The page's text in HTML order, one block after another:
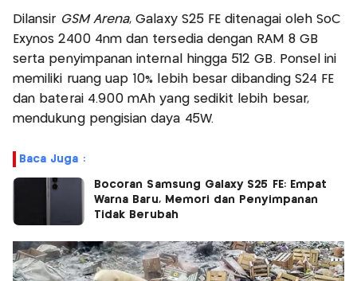
Dilansir GSM Arena, Galaxy S25 FE ditenagai oleh SoC
Exynos 2400 4nm dan tersedia dengan RAM 8 GB
serta penyimpanan internal hingga 512 GB. Ponsel ini
memiliki ruang uap 10% lebih besar dibanding S24 FE
dan baterai 4.900 mAh yang sedikit lebih besar,
mendukung pengisian daya 45W.
Baca Juga :
Bocoran Samsung Galaxy S25 FE: Empat
Warna Baru, Memori dan Penyimpanan
Tidak Berubah